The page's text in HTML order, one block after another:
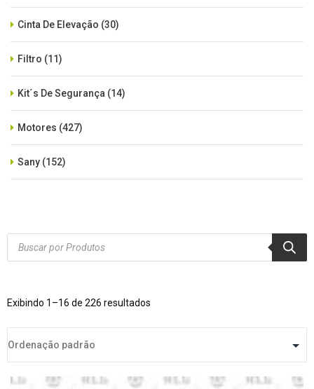
Cinta De Elevação (30)
Filtro (11)
Kit´s De Segurança (14)
Motores (427)
Sany (152)
Zoomlion(84)
Products
search
Exibindo 1–16 de 226 resultados